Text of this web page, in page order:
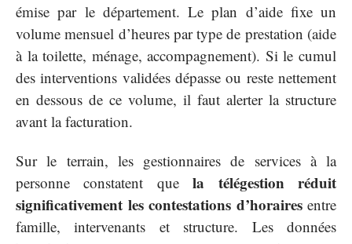
émise par le département. Le plan d’aide fixe un
volume mensuel d’heures par type de prestation (aide
à la toilette, ménage, accompagnement). Si le cumul
des interventions validées dépasse ou reste nettement
en dessous de ce volume, il faut alerter la structure
avant la facturation.
Sur le terrain, les gestionnaires de services à la
personne constatent quela télégestion réduit
significativement les contestations d’horairesentre
famille, intervenants et structure. Les données